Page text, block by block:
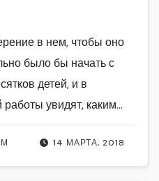
14 МАРТА, 2018
в нем, чтобы оно
было бы начать с
детей, и в
увидят, каким…